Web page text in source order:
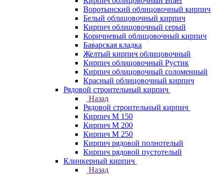
Воротынский облицовочный кирпич
Белый облицовочный кирпич
Кирпич облицовочный серый
Коричневый облицовочный кирпич
Баварская кладка
Желтый кирпич облицовочный
Кирпич облицовочный Рустик
Кирпич облицовочный соломенный
Красный облицовочный кирпич
Рядовой строительный кирпич
Назад
Рядовой строительный кирпич
Кирпич М 150
Кирпич М 200
Кирпич М 250
Кирпич рядовой полнотелый
Кирпич рядовой пустотелый
Клинкерный кирпич
Назад